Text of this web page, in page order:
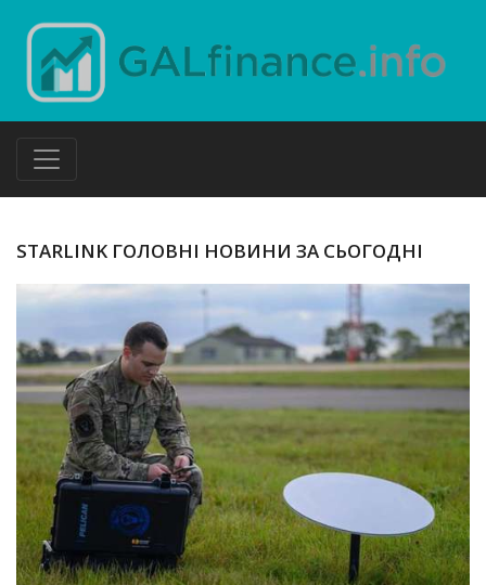
STARLINK ГОЛОВНІ НОВИНИ ЗА СЬОГОДНІ